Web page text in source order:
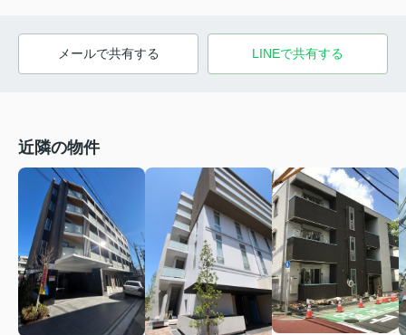
メールで共有する LINEで共有する
近隣の物件